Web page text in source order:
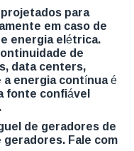
para
em caso de
energia elétrica.
de
data centers,
energia contínua é
fonte confiável
de geradores de
Fale com